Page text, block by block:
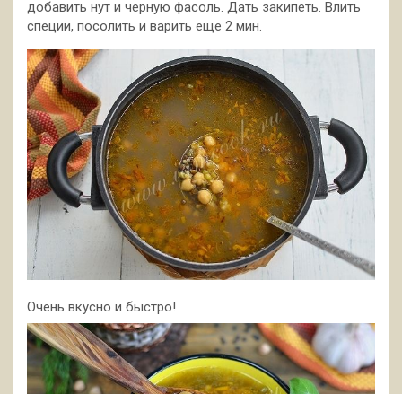
добавить нут и черную фасоль. Дать закипеть. Влить
специи, посолить и варить еще 2 мин.
Очень вкусно и быстро!